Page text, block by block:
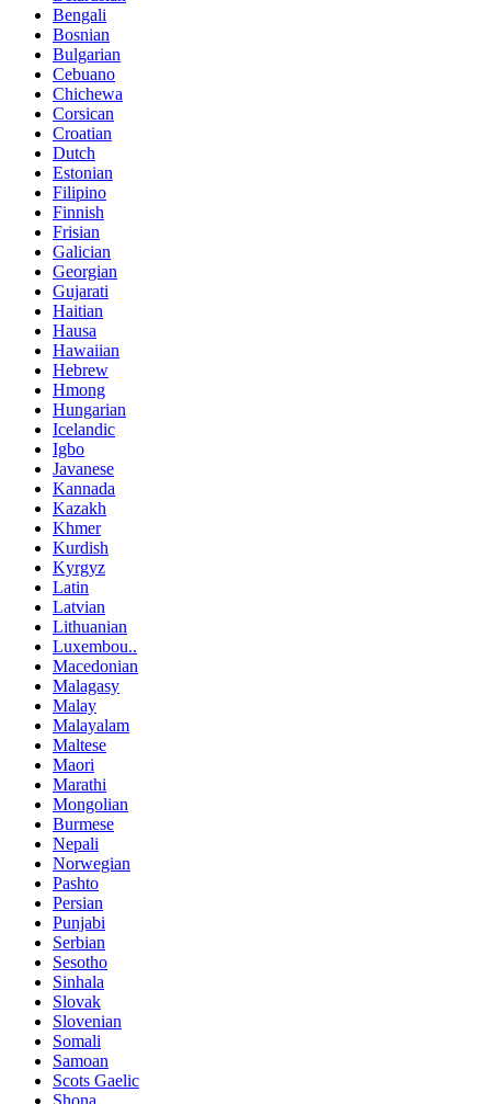
Bengali
Bosnian
Bulgarian
Cebuano
Chichewa
Corsican
Croatian
Dutch
Estonian
Filipino
Finnish
Frisian
Galician
Georgian
Gujarati
Haitian
Hausa
Hawaiian
Hebrew
Hmong
Hungarian
Icelandic
Igbo
Javanese
Kannada
Kazakh
Khmer
Kurdish
Kyrgyz
Latin
Latvian
Lithuanian
Luxembou..
Macedonian
Malagasy
Malay
Malayalam
Maltese
Maori
Marathi
Mongolian
Burmese
Nepali
Norwegian
Pashto
Persian
Punjabi
Serbian
Sesotho
Sinhala
Slovak
Slovenian
Somali
Samoan
Scots Gaelic
Shona